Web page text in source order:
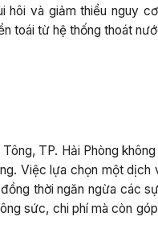
hôi và giảm thiểu nguy
toái từ hệ thống thoát
TP. Hải Phòng
Việc lựa chọn một dịch
thời ngăn ngừa các
sức, chi phí mà còn